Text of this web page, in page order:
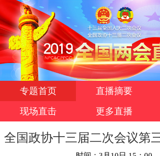
专题首页 直播摘要
现场直击
更多直播
全国政协十三届二次会议第